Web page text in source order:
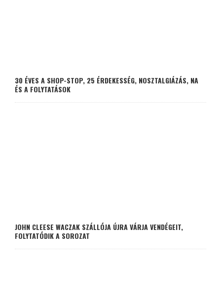
30 ÉVES A SHOP-STOP, 25 ÉRDEKESSÉG, NOSZTALGIÁZÁS, NA
ÉS A FOLYTATÁSOK
JOHN CLEESE WACZAK SZÁLLÓJA ÚJRA VÁRJA VENDÉGEIT,
FOLYTATÓDIK A SOROZAT